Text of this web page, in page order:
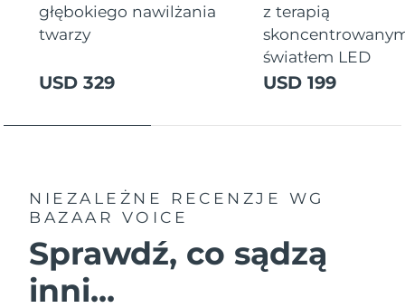
głębokiego nawilżania
twarzy
USD 329
z terapią
światłem LED
USD 199
NIEZALEŻNE RECENZJE
WG
BAZAAR VOICE
Sprawdź, co sądzą
inni...